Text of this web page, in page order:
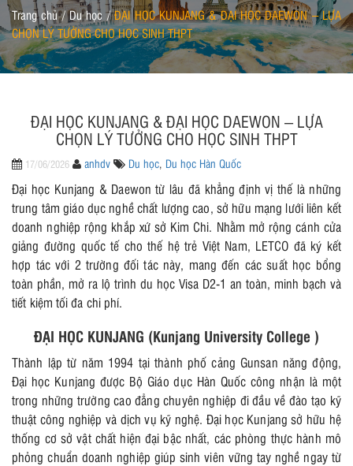
Trang chủ/Du học /ĐẠI HỌC KUNJANG & ĐẠI HỌC DAEWON – LỰA
CHỌN LÝ TƯỞNG CHO HỌC SINH THPT
ĐẠI HỌC KUNJANG & ĐẠI HỌC DAEWON – LỰA
CHỌN LÝ TƯỞNG CHO HỌC SINH THPT
17/06/2026 anhdv Du học, Du học Hàn Quốc
Đại học Kunjang & Daewon từ lâu đã khẳng định vị thế là những
trung tâm giáo dục nghề chất lượng cao, sở hữu mạng lưới liên kết
doanh nghiệp rộng khắp xứ sở Kim Chi. Nhằm mở rộng cánh cửa
giảng đường quốc tế cho thế hệ trẻ Việt Nam, LETCO đã ký kết
hợp tác với 2 trường đối tác này, mang đến các suất học bổng
toàn phần, mở ra lộ trình du học Visa D2-1 an toàn, minh bạch và
tiết kiệm tối đa chi phí.
ĐẠI HỌC KUNJANG (Kunjang University College )
Thành lập từ năm 1994 tại thành phố cảng Gunsan năng động,
Đại học Kunjang được Bộ Giáo dục Hàn Quốc công nhận là một
trong những trường cao đẳng chuyên nghiệp đi đầu về đào tạo kỹ
thuật công nghiệp và dịch vụ kỹ nghệ. Đại học Kunjang sở hữu hệ
thống cơ sở vật chất hiện đại bậc nhất, các phòng thực hành mô
phỏng chuẩn doanh nghiệp giúp sinh viên vững tay nghề ngay từ